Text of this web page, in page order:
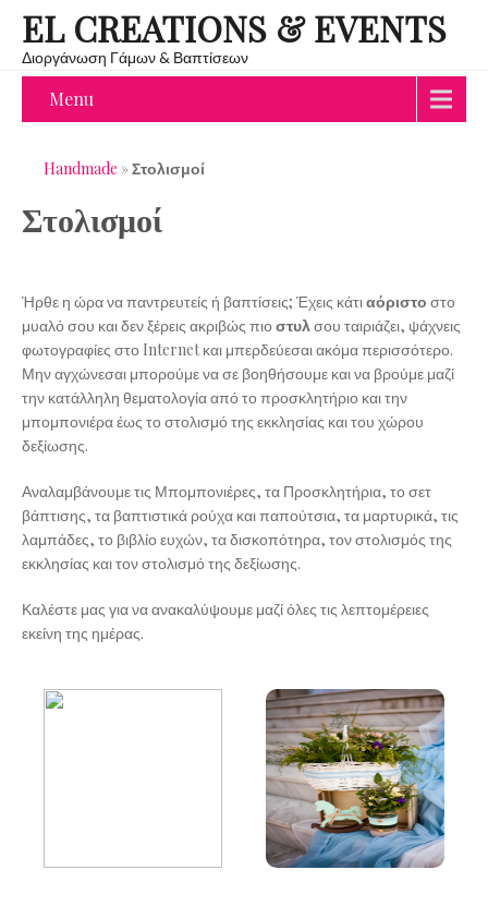
EL CREATIONS & EVENTS
Διοργάνωση Γάμων & Βαπτίσεων
Menu
Handmade »Στολισμοί
Στολισμοί
Ήρθε η ώρα να παντρευτείς ή βαπτίσεις; Έχεις κάτιαόριστο στο
μυαλό σου και δεν ξέρεις ακριβώς πιοστυλσου ταιριάζει, ψάχνεις
φωτογραφίες στο Internet και μπερδεύεσαι ακόμα περισσότερο.
Μην αγχώνεσαι μπορούμε να σε βοηθήσουμε και να βρούμε μαζί
την κατάλληλη θεματολογία από το προσκλητήριο και την
μπομπονιέρα έως το στολισμό της εκκλησίας και του χώρου
δεξίωσης.
Αναλαμβάνουμε τις Μπομπονιέρες, τα Προσκλητήρια, το σετ
βάπτισης, τα βαπτιστικά ρούχα και παπούτσια, τα μαρτυρικά, τις
λαμπάδες, το βιβλίο ευχών, τα δισκοπότηρα, τον στολισμός της
εκκλησίας και τον στολισμό της δεξίωσης.
Καλέστε μας για να ανακαλύψουμε μαζί όλες τις λεπτομέρειες
εκείνη της ημέρας.